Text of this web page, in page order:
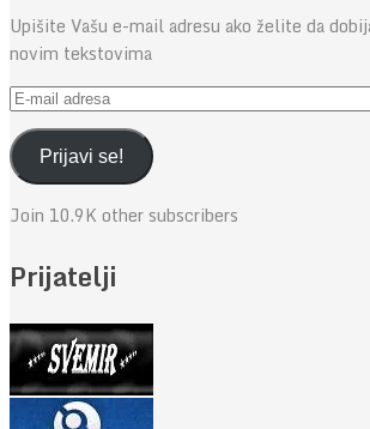
Upišite Vašu e-mail adresu ako želite da
novim tekstovima
E-
mail
adresaPrijavi se!
Join 10.9K other subscribers
Prijatelji